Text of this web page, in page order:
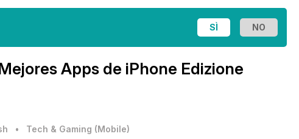
Apps de iPhone Edizione
• Tech & Gaming (Mobile)